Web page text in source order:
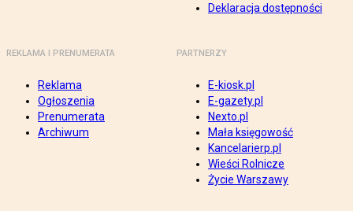
Deklaracja dostępności
REKLAMA I PRENUMERATA
Reklama
Ogłoszenia
Prenumerata
Archiwum
PARTNERZY
E-kiosk.pl
E-gazety.pl
Nexto.pl
Mała księgowość
Kancelarierp.pl
Wieści Rolnicze
Życie Warszawy